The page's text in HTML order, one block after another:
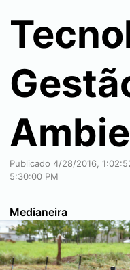
Publicado 4/28/2016,
5:30:00 PM
Medianeira